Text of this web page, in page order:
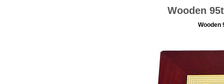
Wooden
Wooden